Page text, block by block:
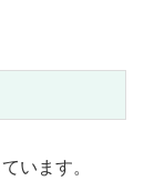
います。